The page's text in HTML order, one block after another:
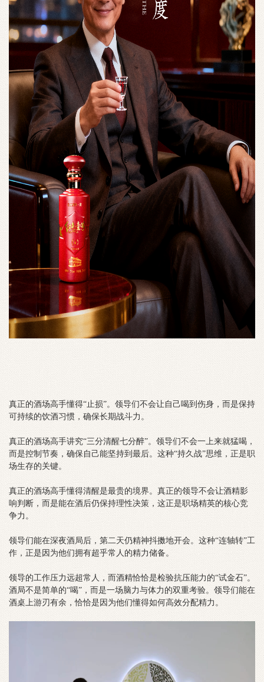
真正的酒场高手懂得“止损”。领导们不会让自己喝到伤身，而是保持
可持续的饮酒习惯，确保长期战斗力。
真正的酒场高手讲究“三分清醒七分醉”。领导们不会一上来就猛喝，
而是控制节奏，确保自己能坚持到最后。这种“持久战”思维，正是职
场生存的关键。
真正的酒场高手懂得清醒是最贵的境界。真正的领导不会让酒精影
响判断，而是能在酒后仍保持理性决策，这正是职场精英的核心竞
争力。
领导们能在深夜酒局后，第二天仍精神抖擞地开会。这种“连轴转”工
作，正是因为他们拥有超乎常人的精力储备。
领导的工作压力远超常人，而酒精恰恰是检验抗压能力的“试金石”。
酒局不是简单的“喝”，而是一场脑力与体力的双重考验。领导们能在
酒桌上游刃有余，恰恰是因为他们懂得如何高效分配精力。